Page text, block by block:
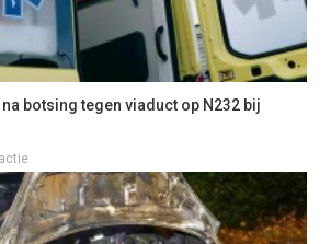
botsing tegen viaduct op N232 bij